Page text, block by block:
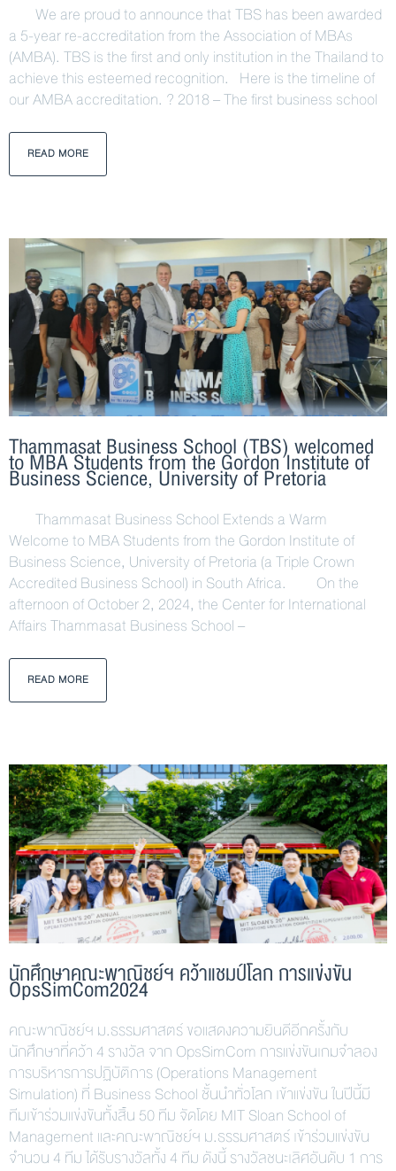
We are proud to announce that TBS has been awarded
a 5-year re-accreditation from the Association of MBAs
(AMBA). TBS is the first and only institution in the Thailand to
achieve this esteemed recognition. Here is the timeline of
our AMBA accreditation. ? 2018 – The first business school
READ MORE
Thammasat Business School (TBS) welcomed
to MBA Students from the Gordon Institute of
Business Science, University of Pretoria
Thammasat Business School Extends a Warm
Welcome to MBA Students from the Gordon Institute of
Business Science, University of Pretoria (a Triple Crown
Accredited Business School) in South Africa. On the
afternoon of October 2, 2024, the Center for International
Affairs Thammasat Business School –
READ MORE
นักศึกษาคณะพาณิชย์ฯ คว้าแชมป์โลก การแข่งขัน
OpsSimCom2024
คณะพาณิชย์ฯ ม.ธรรมศาสตร์ ขอแสดงความยินดีอีกครั้งกับ
นักศึกษาที่คว้า 4 รางวัล จาก OpsSimCom การแข่งขันเกมจำลอง
การบริหารการปฏิบัติการ (Operations Management
Simulation) ที่ Business School ชั้นนำทั่วโลก เข้าแข่งขัน ในปีนี้มี
ทีมเข้าร่วมแข่งขันทั้งสิ้น 50 ทีม จัดโดย MIT Sloan School of
Management และคณะพาณิชย์ฯ ม.ธรรมศาสตร์ เข้าร่วมแข่งขัน
จำนวน 4 ทีม ได้รับรางวัลทั้ง 4 ทีม ดังนี้ รางวัลชนะเลิศอันดับ 1 การ